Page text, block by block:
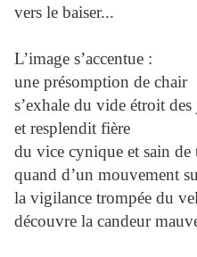
vers le baiser...
L’image s’accentue :
une présomption de chair
s’exhale du vide étroit des
et resplendit fière
du vice cynique et sain de
quand d’un mouvement
la vigilance trompée du
découvre la candeur